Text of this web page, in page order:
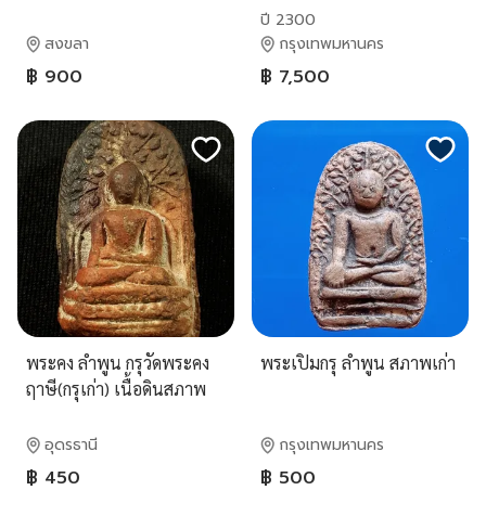
สงขลา
฿ 900
ปี 2300
กรุงเทพมหานคร
฿ 7,500
พระคง ลำพูน กรุวัดพระคง
ฤาษี(กรุเก่า) เนื้อดินสภาพ
อุดรธานี
฿ 450
พระเปิมกรุ ลำพูน สภาพเก่า
กรุงเทพมหานคร
฿ 500